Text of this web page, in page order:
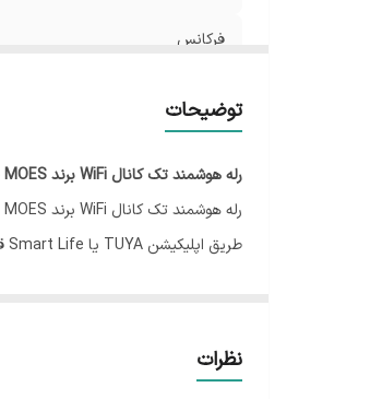
فرکانس
توضیحات
رله هوشمند تک کانال WiFi برند MOES – مدل کوچک و کارآمد برای کنترل برق از راه دور
تک کانال با توان خروجی ۱۰ آمپر
اتصال به WiFi و کنترل از طریق اپلیکیشن TUYA / Smart Life
نظرات